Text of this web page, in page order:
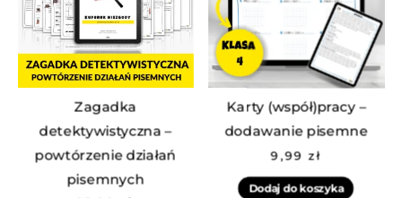
Zagadka
detektywistyczna –
powtórzenie działań
pisemnych
Karty (współ)pracy –
dodawanie pisemne
9,99zł
Dodaj do koszyka